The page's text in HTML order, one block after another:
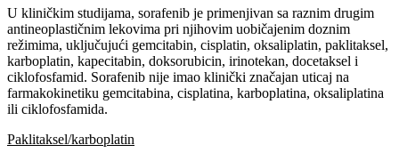
U kliničkim studijama, sorafenib je primenjivan sa raznim drugim
antineoplastičnim lekovima pri njihovim uobičajenim doznim
režimima, uključujući gemcitabin, cisplatin, oksaliplatin, paklitaksel,
karboplatin, kapecitabin, doksorubicin, irinotekan, docetaksel i
ciklofosfamid. Sorafenib nije imao klinički značajan uticaj na
farmakokinetiku gemcitabina, cisplatina, karboplatina, oksaliplatina
ili ciklofosfamida.
Paklitaksel/karboplatin